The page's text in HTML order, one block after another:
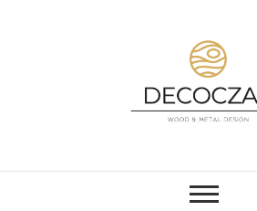
MEBLE, ŻYWICA,